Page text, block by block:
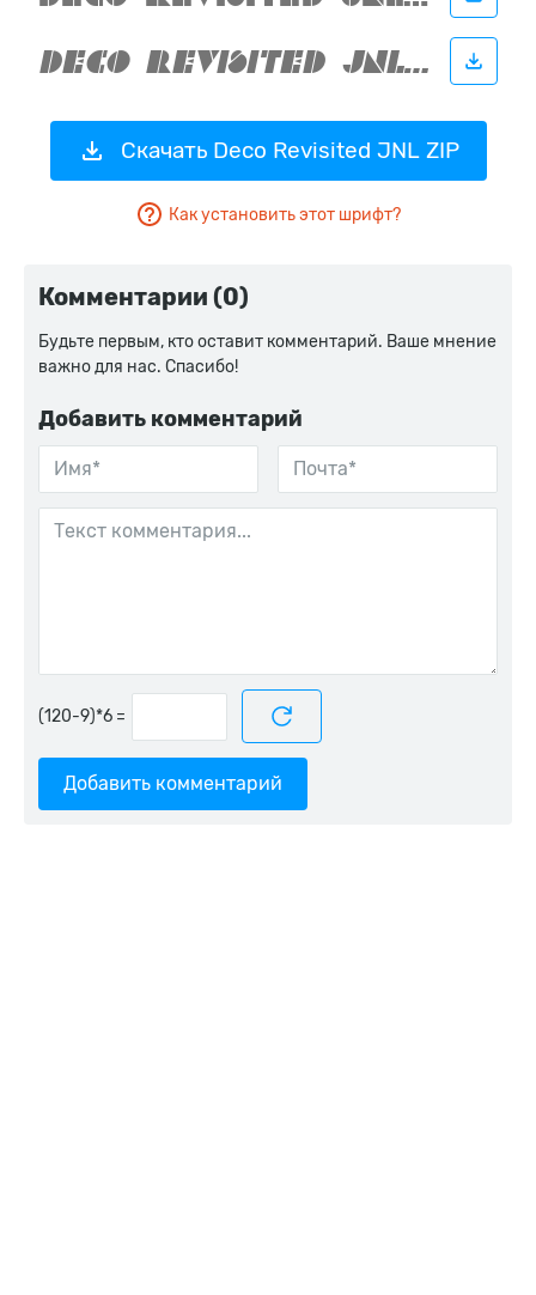
Скачать Deco Revisited JNL ZIP
Как установить этот шрифт?
Комментарии (0)
Будьте первым, кто оставит комментарий. Ваше мнение
важно для нас. Спасибо!
Добавить комментарий
=
Добавить комментарий